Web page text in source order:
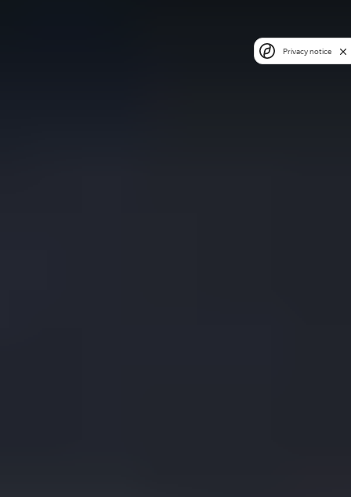
Privacy notice